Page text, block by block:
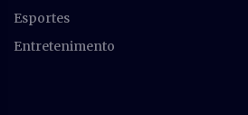
Esportes
Entretenimento